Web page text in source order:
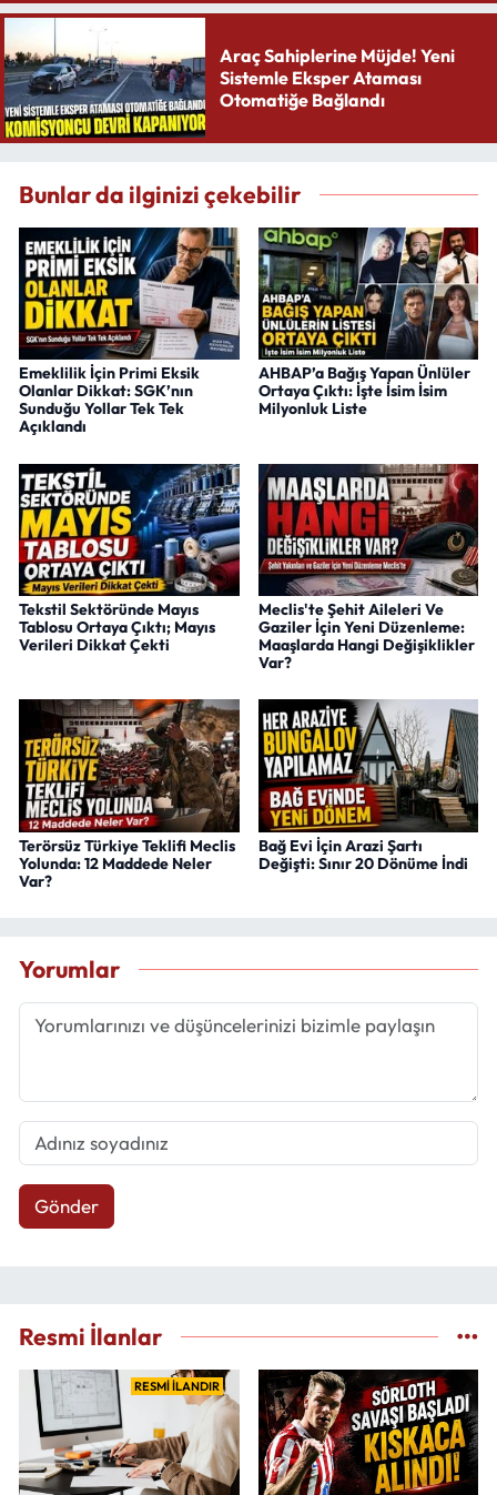
Araç Sahiplerine Müjde! Yeni
Sistemle Eksper Ataması
Otomatiğe Bağlandı
Bunlar da ilginizi çekebilir
Emeklilik İçin Primi Eksik
Olanlar Dikkat: SGK’nın
Sunduğu Yollar Tek Tek
Açıklandı
AHBAP’a Bağış Yapan Ünlüler
Ortaya Çıktı: İşte İsim İsim
Milyonluk Liste
Tekstil Sektöründe Mayıs
Tablosu Ortaya Çıktı; Mayıs
Verileri Dikkat Çekti
Meclis'te Şehit Aileleri Ve
Gaziler İçin Yeni Düzenleme:
Maaşlarda Hangi Değişiklikler
Var?
Terörsüz Türkiye Teklifi Meclis
Yolunda: 12 Maddede Neler
Var?
Bağ Evi İçin Arazi Şartı
Değişti: Sınır 20 Dönüme İndi
Yorumlar
Gönder
Resmi İlanlar
RESMİ İLANDIR